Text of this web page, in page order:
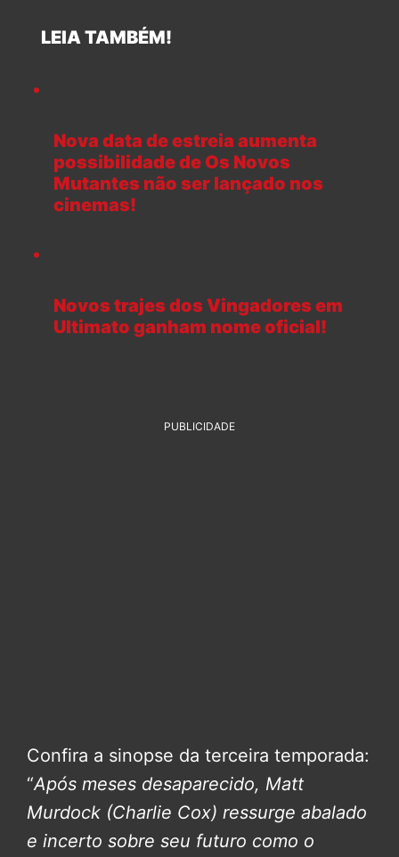
LEIA TAMBÉM!
Nova data de estreia aumenta
possibilidade de Os Novos
Mutantes não ser lançado nos
cinemas!
Novos trajes dos Vingadores em
Ultimato ganham nome oficial!
PUBLICIDADE
Confira a sinopse da terceira temporada:
“Após meses desaparecido, Matt
Murdock (Charlie Cox) ressurge abalado
e incerto sobre seu futuro como o